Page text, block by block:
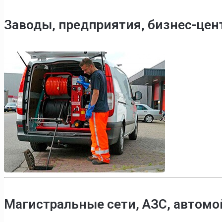
Заводы, предприятия, бизнес-
Магистральные сети, АЗС,